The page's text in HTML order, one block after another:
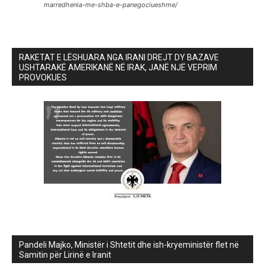
marredhenia-me-shba-e-panegociueshme/
RAKETAT E LËSHUARA NGA IRANI DREJT DY BAZAVE
USHTARAKË AMERIKANË NË IRAK, JANË NJË VEPRIM
PROVOKUES
Pandeli Majko, Ministër i Shtetit dhe ish-kryeministër flet në
Samitin për Lirinë e Iranit